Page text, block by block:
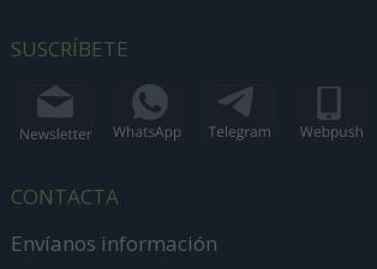
SUSCRÍBETE
CONTACTA
Envíanos información